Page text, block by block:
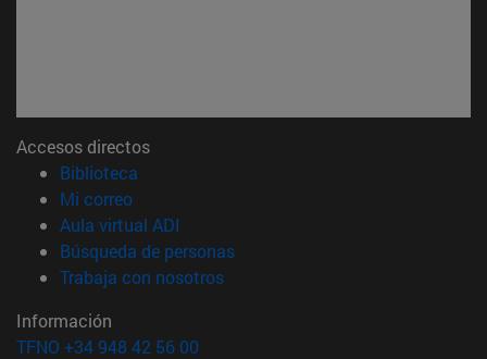
Accesos directos
Biblioteca
Mi correo(abre en nueva ventana)
Aula virtual ADI
Búsqueda de personas(abre en nueva ventana)
Trabaja con nosotros(abre en nueva ventana)
Información
TFNO +34 948 42 56 00